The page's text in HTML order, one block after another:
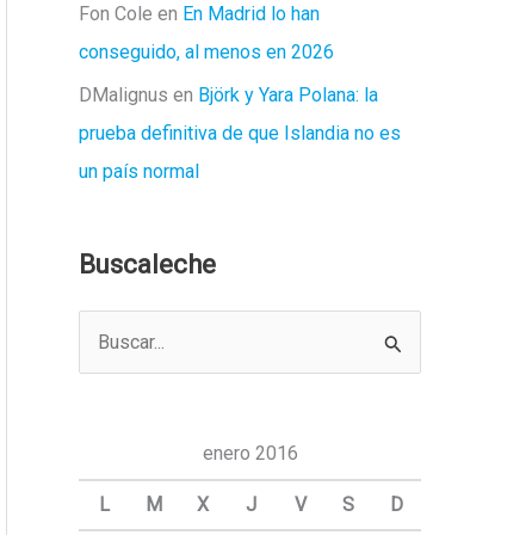
Fon Cole en En Madrid lo han
conseguido, al menos en 2026
DMalignus en Björk y Yara Polana: la
prueba definitiva de que Islandia no es
un país normal
Buscaleche
a
enero 2016
L M X J V S D